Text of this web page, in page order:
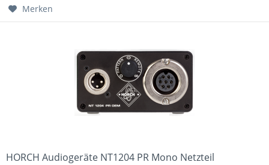
Merken
HORCH Audiogeräte NT1204 PR Mono Netzteil